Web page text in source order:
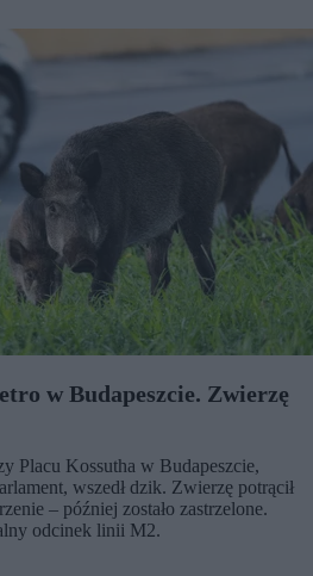
w Budapeszcie. Zwierzę
Placu Kossutha w Budapeszcie,
wszedł dzik. Zwierzę potrącił
– później zostało zastrzelone.
odcinek linii M2.